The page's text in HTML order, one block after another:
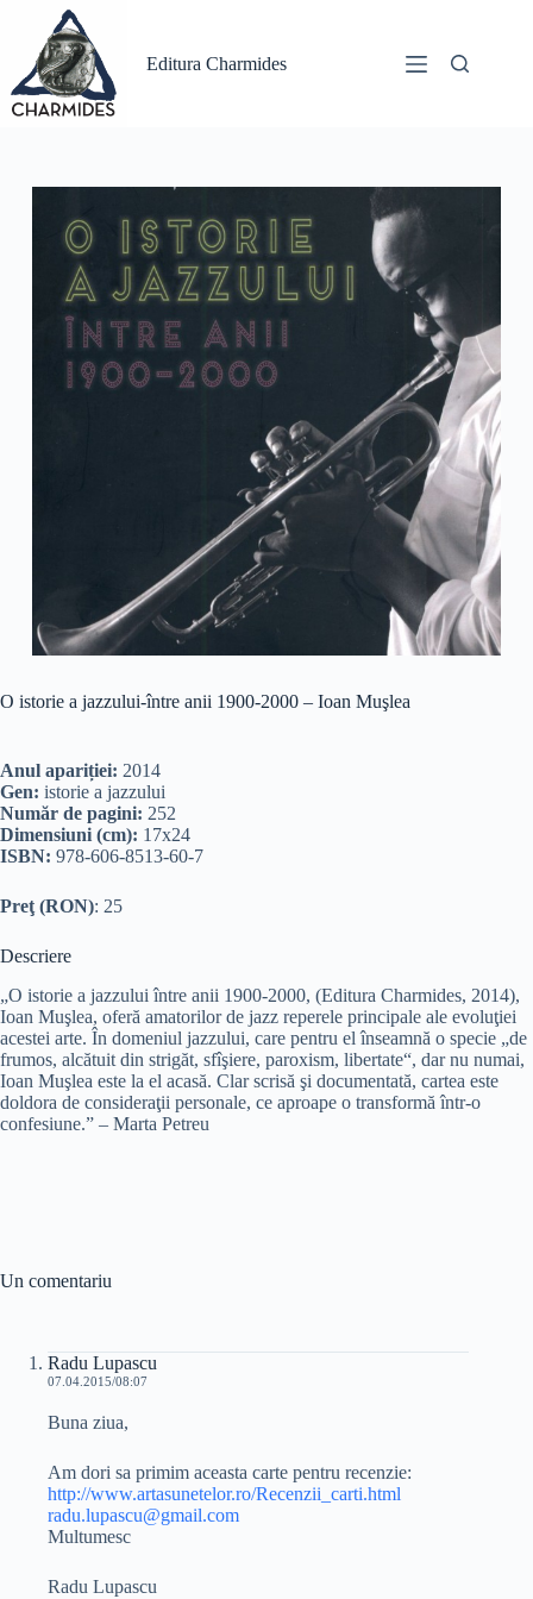
conținut
Editura Charmides
O istorie a jazzului-între anii 1900-2000 – Ioan Muşlea
Anul apariției: 2014
Gen: istorie a jazzului
Număr de pagini: 252
Dimensiuni (cm): 17x24
ISBN: 978-606-8513-60-7
Preţ (RON): 25
Descriere
„O istorie a jazzului între anii 1900-2000, (Editura Charmides, 2014),
Ioan Muşlea, oferă amatorilor de jazz reperele principale ale evoluţiei
acestei arte. În domeniul jazzului, care pentru el înseamnă o specie „de
frumos, alcătuit din strigăt, sfîşiere, paroxism, libertate“, dar nu numai,
Ioan Muşlea este la el acasă. Clar scrisă şi documentată, cartea este
doldora de consideraţii personale, ce aproape o transformă într-o
confesiune.” – Marta Petreu
Un comentariu
Radu Lupascu
07.04.2015/08:07
Buna ziua,
Am dori sa primim aceasta carte pentru recenzie:
http://www.artasunetelor.ro/Recenzii_carti.html
radu.lupascu@gmail.com
Multumesc
Radu Lupascu